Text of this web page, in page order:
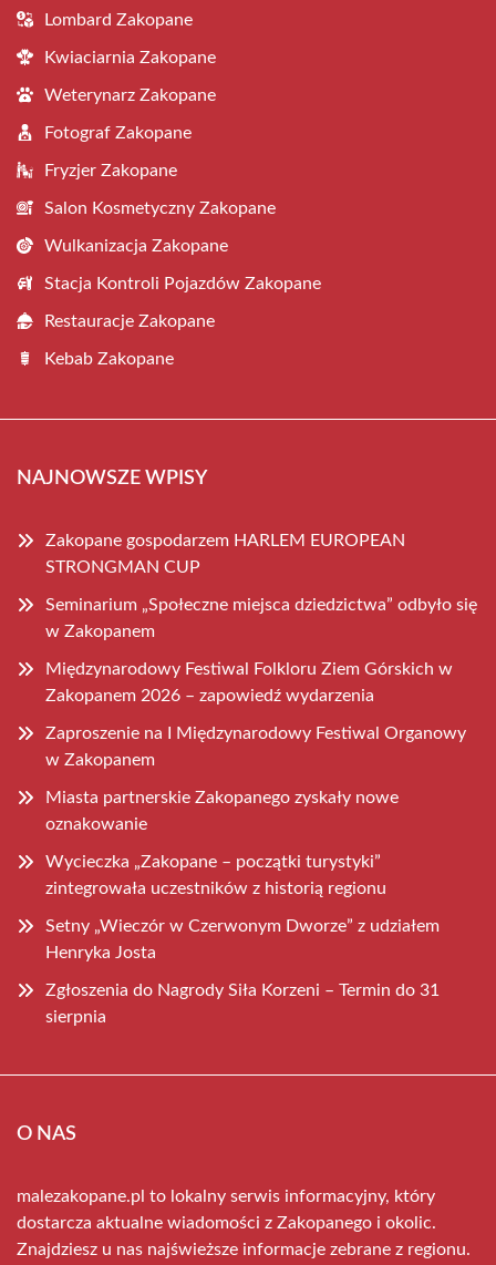
Lombard Zakopane
Kwiaciarnia Zakopane
Weterynarz Zakopane
Fotograf Zakopane
Fryzjer Zakopane
Salon Kosmetyczny Zakopane
Wulkanizacja Zakopane
Stacja Kontroli Pojazdów Zakopane
Restauracje Zakopane
Kebab Zakopane
NAJNOWSZE WPISY
Zakopane gospodarzem HARLEM EUROPEAN
STRONGMAN CUP
Seminarium „Społeczne miejsca dziedzictwa” odbyło się
w Zakopanem
Międzynarodowy Festiwal Folkloru Ziem Górskich w
Zakopanem 2026 – zapowiedź wydarzenia
Zaproszenie na I Międzynarodowy Festiwal Organowy
w Zakopanem
Miasta partnerskie Zakopanego zyskały nowe
oznakowanie
Wycieczka „Zakopane – początki turystyki”
zintegrowała uczestników z historią regionu
Setny „Wieczór w Czerwonym Dworze” z udziałem
Henryka Josta
Zgłoszenia do Nagrody Siła Korzeni – Termin do 31
sierpnia
O NAS
malezakopane.pl to lokalny serwis informacyjny, który
dostarcza aktualne wiadomości z Zakopanego i okolic.
Znajdziesz u nas najświeższe informacje zebrane z regionu.